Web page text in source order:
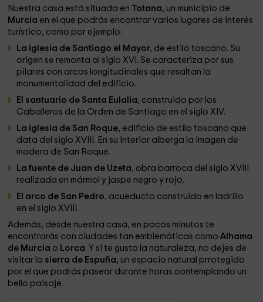
Nuestra casa está situada en Totana, un municipio de
Murcia en el que podrás encontrar varios lugares de interés
turístico, como por ejemplo:
La iglesia de Santiago el Mayor, de estilo toscano. Su
origen se remonta al siglo XVI. Se caracteriza por sus
pilares con arcos longitudinales que resaltan la
monumentalidad del edificio.
El santuario de Santa Eulalia, construido por los
Caballeros de la Orden de Santiago en el siglo XIV.
La iglesia de San Roque, edificio de estilo toscano que
data del siglo XVIII. En su interior alberga la imagen de
madera de San Roque.
La fuente de Juan de Uzeta, obra barroca del siglo XVIII
realizada en mármol y jaspe negro y rojo.
El arco de San Pedro, acueducto construido en ladrillo
en el siglo XVIII.
Además, desde nuestra casa, en pocos minutos te
encontrarás con ciudades tan emblemáticas comoAlhama
de Murcia o Lorca. Y si te gusta la naturaleza, no dejes de
visitar la sierra de Espuña, un espacio natural prrotegido
por el que podrás pasear durante horas contemplando un
bello paisaje.